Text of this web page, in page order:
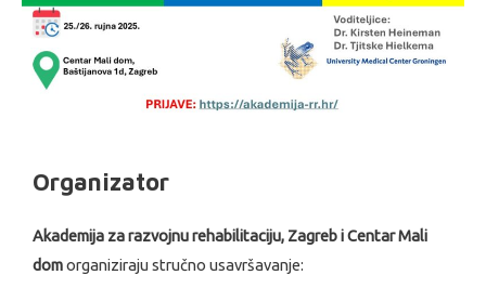
Organizator
Akademija za razvojnu rehabilitaciju, Zagreb i Centar Mali
domorganiziraju stručno usavršavanje: